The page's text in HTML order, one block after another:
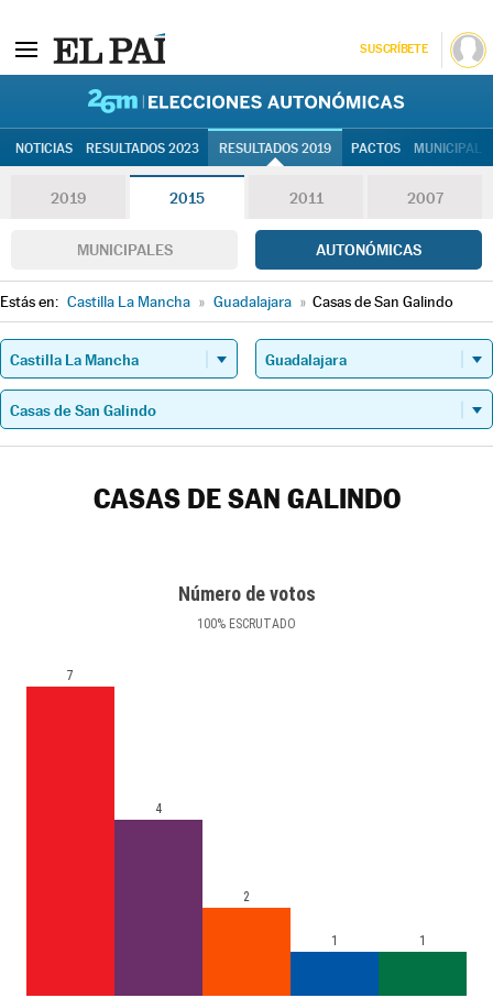
SUSCRÍBETE
NOTICIAS RESULTADOS 2023 RESULTADOS 2019 PACTOS
2019 2015 2011 2007
MUNICIPALES AUTONÓMICAS
Estás en: Castilla La Mancha » Guadalajara » Casas de San Galindo
CASAS DE SAN GALINDO
Número de votos
100% ESCRUTADO
7
4
2
1 1